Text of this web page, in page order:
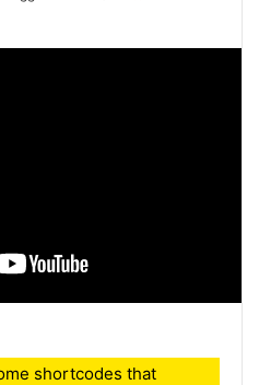
shortcodes that